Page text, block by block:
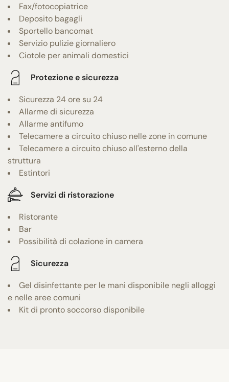
Fax/fotocopiatrice
Deposito bagagli
Sportello bancomat
Servizio pulizie giornaliero
Ciotole per animali domestici
Protezione e sicurezza
Sicurezza 24 ore su 24
Allarme di sicurezza
Allarme antifumo
Telecamere a circuito chiuso nelle zone in comune
Telecamere a circuito chiuso all'esterno della
struttura
Estintori
Servizi di ristorazione
Ristorante
Bar
Possibilità di colazione in camera
Sicurezza
Gel disinfettante per le mani disponibile negli alloggi
e nelle aree comuni
Kit di pronto soccorso disponibile